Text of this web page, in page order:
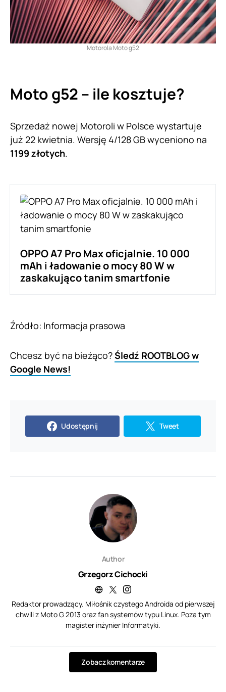
Motorola Moto g52
Moto g52 – ile kosztuje?
Sprzedaż nowej Motoroli w Polsce wystartuje
już 22 kwietnia. Wersję 4/128 GB wyceniono na
1199 złotych.
OPPO A7 Pro Max oficjalnie. 10 000
mAh i ładowanie o mocy 80 W w
zaskakująco tanim smartfonie
Źródło: Informacja prasowa
Chcesz być na bieżąco?Śledź ROOTBLOG w
Google News!
Udostępnij Tweet
Author
Grzegorz Cichocki
Redaktor prowadzący. Miłośnik czystego Androida od pierwszej
chwili z Moto G 2013 oraz fan systemów typu Linux. Poza tym
magister inżynier Informatyki.
Zobacz komentarze